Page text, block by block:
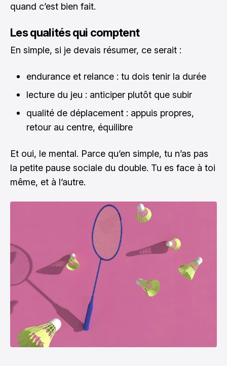
quand c’est bien fait.
Les qualités qui comptent
En simple, si je devais résumer, ce serait :
endurance et relance : tu dois tenir la durée
lecture du jeu : anticiper plutôt que subir
qualité de déplacement : appuis propres,
retour au centre, équilibre
Et oui, le mental. Parce qu’en simple, tu n’as pas
la petite pause sociale du double. Tu es face à toi
même, et à l’autre.